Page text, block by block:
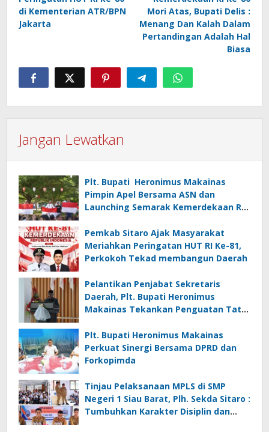
di Kementerian ATR/BPN
Jakarta
Mori Atas, Bupati Delis :
Menang Dan Kalah Dalam
Pertandingan Adalah Hal
Biasa
Jangan Lewatkan
Plt. Bupati Heronimus Makainas
Pimpin Apel Bersama ASN dan
Launching Semarak Kemerdekaan RI
Pemkab Sitaro Ajak Masyarakat
Meriahkan Peringatan HUT RI Ke-81,
Perkokoh Tekad membangun Daerah
Pelantikan Penjabat Sekretaris
Daerah, Plt. Bupati Heronimus
Makainas Tekankan Penguatan Tata
Publik
Plt. Bupati Heronimus Makainas
Perkuat Sinergi Bersama DPRD dan
Forkopimda
Tinjau Pelaksanaan MPLS di SMP
Negeri 1 Siau Barat, Plh. Sekda Sitaro :
Tumbuhkan Karakter Disiplin dan